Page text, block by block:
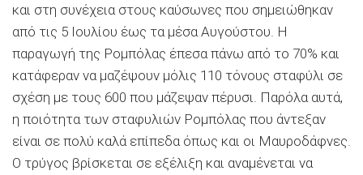
και στη συνέχεια στους καύσωνες που σημειώθηκαν
από τις 5 Ιουλίου έως τα μέσα Αυγούστου. Η
παραγωγή της Ρομπόλας έπεσα πάνω από το 70% και
κατάφεραν να μαζέψουν μόλις 110 τόνους σταφύλι σε
σχέση με τους 600 που μάζεψαν πέρυσι. Παρόλα αυτά,
η ποιότητα των σταφυλιών Ρομπόλας που άντεξαν
είναι σε πολύ καλά επίπεδα όπως και οι Μαυροδάφνες.
Ο τρύγος βρίσκεται σε εξέλιξη και αναμένεται να